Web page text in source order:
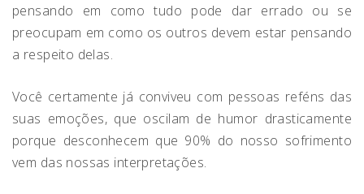
pensando em como tudo pode dar errado ou se
preocupam em como os outros devem estar pensando
a respeito delas.
Você certamente já conviveu com pessoas reféns das
suas emoções, que oscilam de humor drasticamente
porque desconhecem que 90% do nosso sofrimento
vem das nossas interpretações.